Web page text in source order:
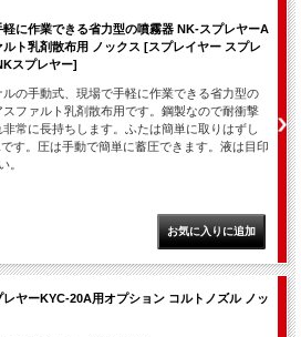
軽に作業できる省力型の噴霧器 NK-スプレヤーA
ルト乳剤散布用 ノックス [スプレイヤー スプレ
スプレヤー]
ルの手動式、現場で手軽に作業できる省力型の
スファルト乳剤散布用です。鋼製なので耐衝撃
非常に長持ちします。ふたは簡単に取りはずし
す。圧は手動で簡単に蓄圧できます。液は目印
。
レヤーKYC-20A用オプション コルトノズル ノッ